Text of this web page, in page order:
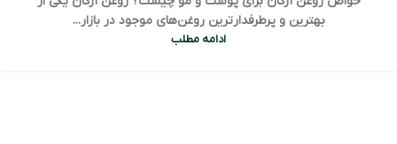
بهترین و پرطرفدارترین روغن‌های موجود در بازار...
ادامه مطلب